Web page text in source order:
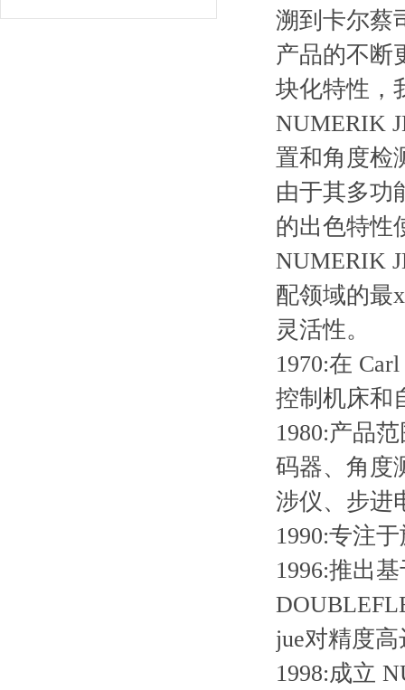
溯到卡尔蔡
产品的不断
块化特性，
NUMERIK
置和角度检
由于其多功
的出色特性
NUMERIK
配领域的最
灵活性。
1970:在 Carl
控制机床和
1980:产品
码器、角度
涉仪、步进
1990:专注
1996:推出
jue对精度高
1998:成立